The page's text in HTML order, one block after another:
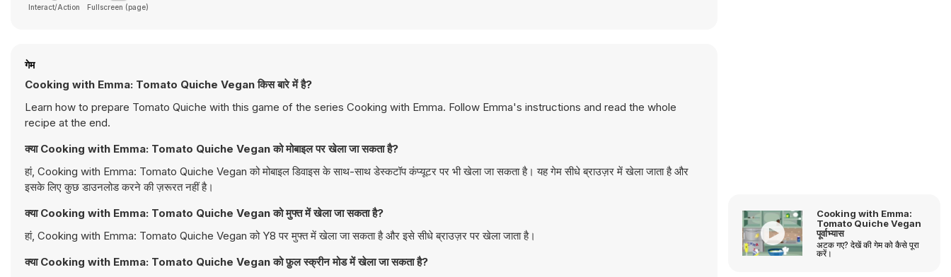
Interact/Action Fullscreen (page)
गेम
Cooking with Emma: Tomato Quiche Vegan किस बारे में है?
Learn how to prepare Tomato Quiche with this game of the series Cooking with Emma. Follow Emma's instructions and read the whole
recipe at the end.
क्या Cooking with Emma: Tomato Quiche Vegan को मोबाइल पर खेला जा सकता है?
हां, Cooking with Emma: Tomato Quiche Vegan को मोबाइल डिवाइस के साथ-साथ डेस्कटॉप कंप्यूटर पर भी खेला जा सकता है। यह गेम सीधे ब्राउज़र में खेला जाता है और
इसके लिए कुछ डाउनलोड करने की ज़रूरत नहीं है।
क्या Cooking with Emma: Tomato Quiche Vegan को मुफ्त में खेला जा सकता है?
हां, Cooking with Emma: Tomato Quiche Vegan को Y8 पर मुफ्त में खेला जा सकता है और इसे सीधे ब्राउज़र पर खेला जाता है।
क्या Cooking with Emma: Tomato Quiche Vegan को फ़ुल स्क्रीन मोड में खेला जा सकता है?
Cooking with Emma:
Tomato Quiche Vegan
पूर्वाभ्यास
अटक गए? देखें की गेम को कैसे पूरा
करें।